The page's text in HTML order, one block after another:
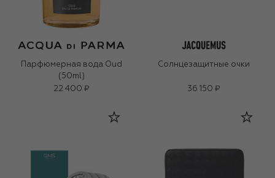
Парфюмерная вода Oud
(50ml)
22 400 ₽
Солнцезащитные очки
36 150 ₽